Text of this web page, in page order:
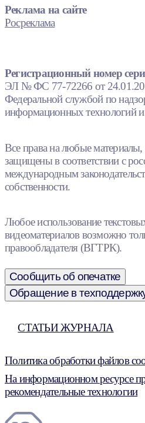
Реклама на сайте
Росреклама
Регистрационный номер
ЭЛ № ФС 77-72266 от
Федеральной службой по
информационных технологий
Все права на любые материалы,
защищены в соответствии с
международным
собственности.
Любое использование
видеоматериалов возможно
правообладателя (ВГТРК).
Сообщить об опечатке
Обращение в
СТАТЬИ ЖУРНАЛА
Политика обработки файлов
На информационном ресурсе
рекомендательные технологии